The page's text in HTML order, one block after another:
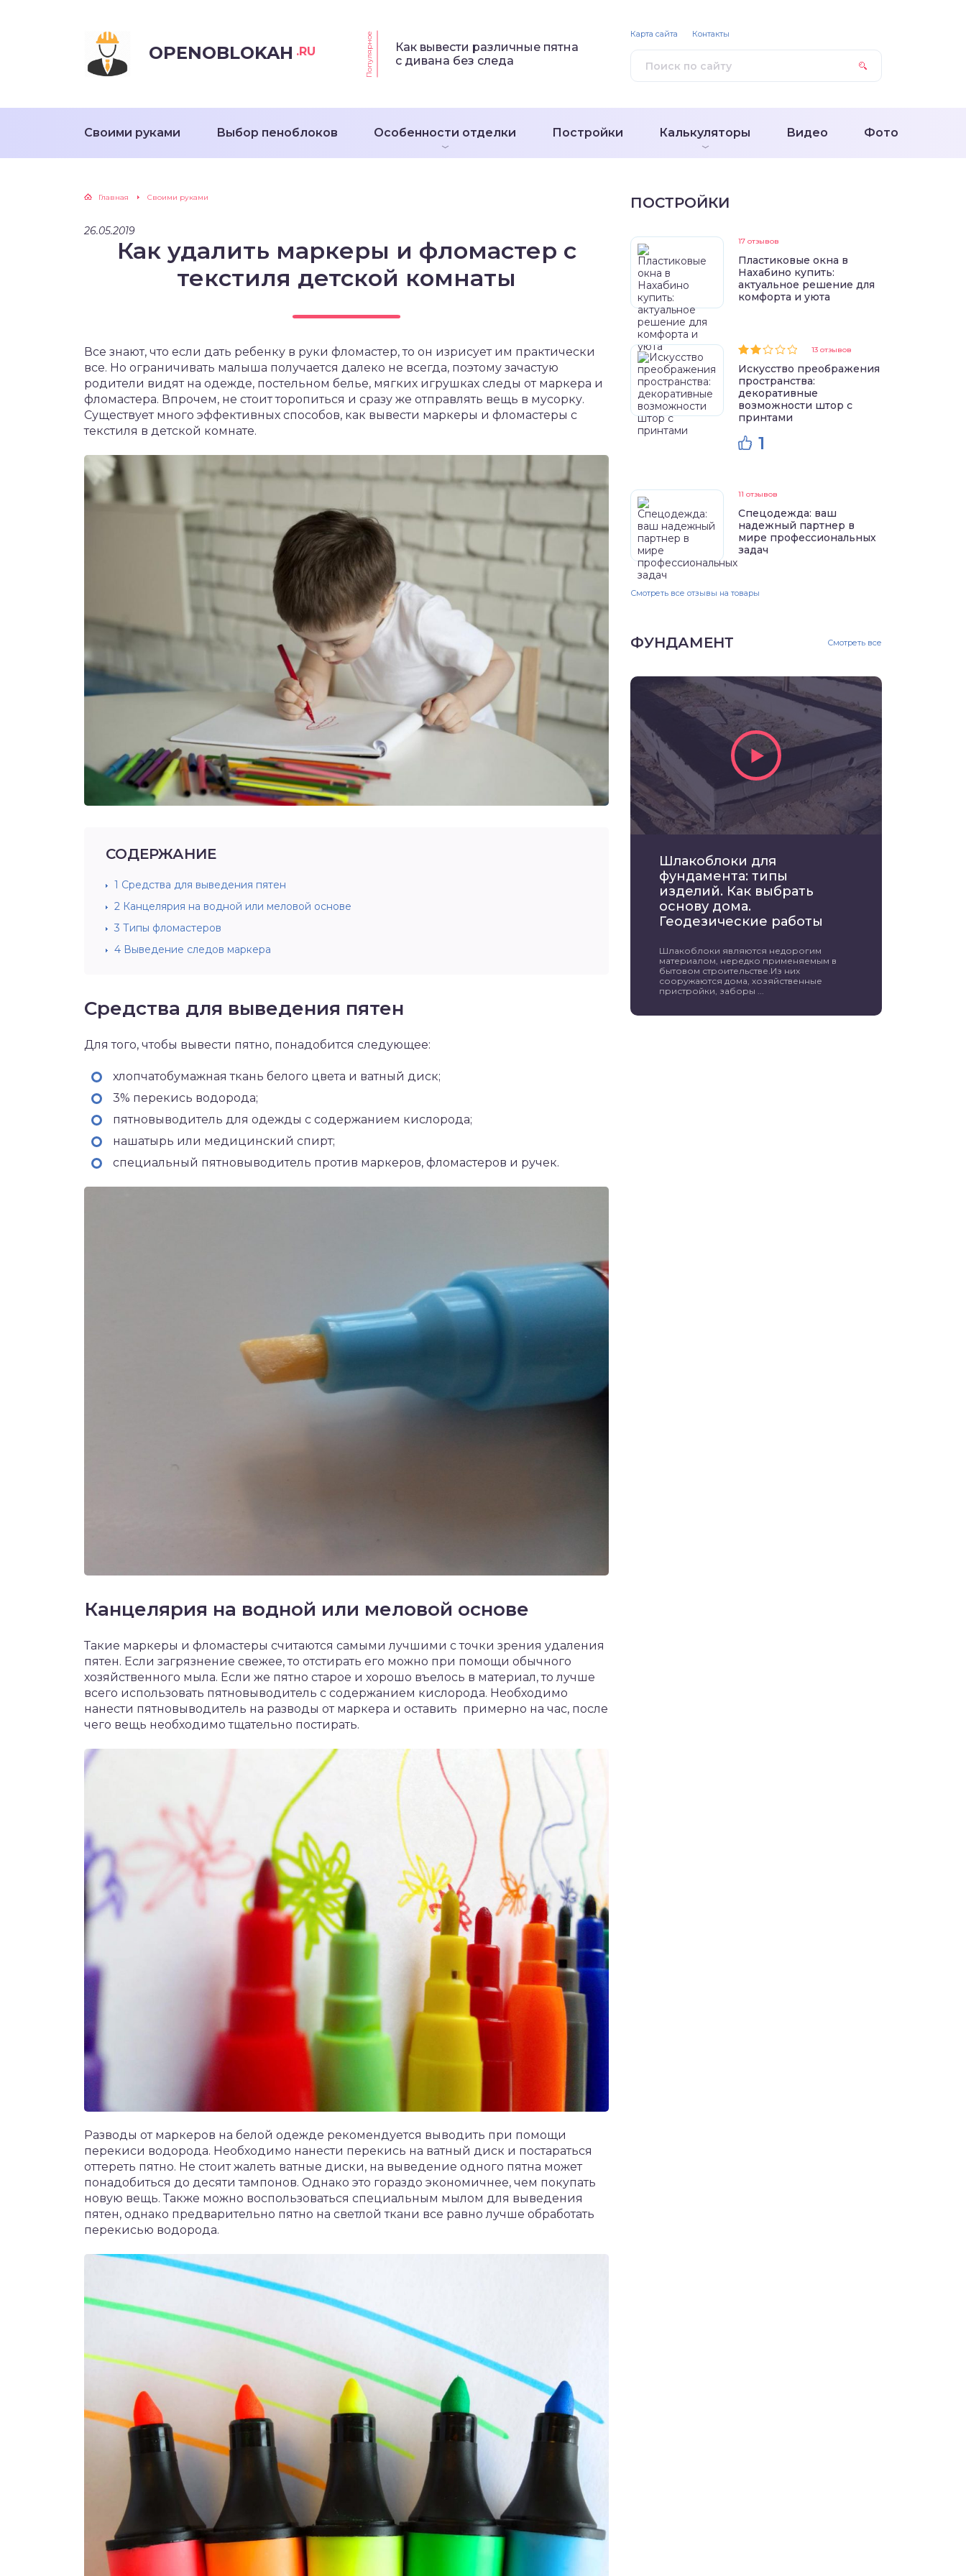
OPENOBLOKAH .RU Популярное
Как вывести различные пятна
с дивана без следа
Своими руками Выбор пеноблоков Особенности отделки Постройки Калькуляторы Видео Фото
Карта сайта Контакты
Главная Своими руками
26.05.2019
Как удалить маркеры и фломастер с
текстиля детской комнаты
Все знают, что если дать ребенку в руки фломастер, то он изрисует им практически
все. Но ограничивать малыша получается далеко не всегда, поэтому зачастую
родители видят на одежде, постельном белье, мягких игрушках следы от маркера и
фломастера. Впрочем, не стоит торопиться и сразу же отправлять вещь в мусорку.
Существует много эффективных способов, как вывести маркеры и фломастеры с
текстиля в детской комнате.
СОДЕРЖАНИЕ
1 Средства для выведения пятен
2 Канцелярия на водной или меловой основе
3 Типы фломастеров
4 Выведение следов маркера
Средства для выведения пятен
Для того, чтобы вывести пятно, понадобится следующее:
хлопчатобумажная ткань белого цвета и ватный диск;
3% перекись водорода;
пятновыводитель для одежды с содержанием кислорода;
нашатырь или медицинский спирт;
специальный пятновыводитель против маркеров, фломастеров и ручек.
Канцелярия на водной или меловой основе
Такие маркеры и фломастеры считаются самыми лучшими с точки зрения удаления
пятен. Если загрязнение свежее, то отстирать его можно при помощи обычного
хозяйственного мыла. Если же пятно старое и хорошо въелось в материал, то лучше
всего использовать пятновыводитель с содержанием кислорода. Необходимо
нанести пятновыводитель на разводы от маркера и оставить примерно на час, после
чего вещь необходимо тщательно постирать.
Разводы от маркеров на белой одежде рекомендуется выводить при помощи
перекиси водорода. Необходимо нанести перекись на ватный диск и постараться
оттереть пятно. Не стоит жалеть ватные диски, на выведение одного пятна может
понадобиться до десяти тампонов. Однако это гораздо экономичнее, чем покупать
новую вещь. Также можно воспользоваться специальным мылом для выведения
пятен, однако предварительно пятно на светлой ткани все равно лучше обработать
перекисью водорода.
ПОСТРОЙКИ
17 отзывов
Пластиковые окна в
Нахабино купить:
актуальное решение для
комфорта и уюта
13 отзывов
Искусство преображения
пространства:
декоративные
возможности штор с
принтами
1
11 отзывов
Спецодежда: ваш
надежный партнер в
мире профессиональных
задач
Смотреть все отзывы на товары
ФУНДАМЕНТ Смотреть все
Шлакоблоки для
фундамента: типы
изделий. Как выбрать
основу дома.
Геодезические работы
Шлакоблоки являются недорогим
материалом, нередко применяемым в
бытовом строительстве.Из них
сооружаются дома, хозяйственные
пристройки, заборы ...